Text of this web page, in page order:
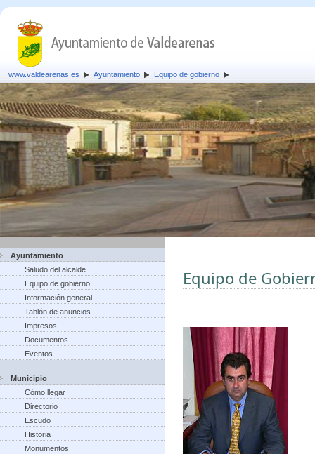
www.valdearenas.es Ayuntamiento Equipo de gobierno
Ayuntamiento
Saludo del alcalde
Equipo de gobierno
Información general
Tablón de anuncios
Impresos
Documentos
Eventos
Municipio
Cómo llegar
Directorio
Escudo
Historia
Monumentos
Equipo de